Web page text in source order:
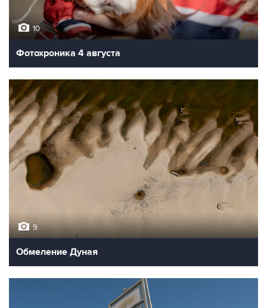
10
Фотохроника 4 августа
9
Обмеление Дуная